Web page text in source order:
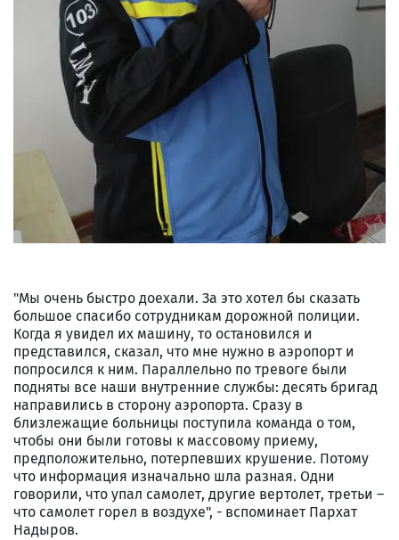
"Мы очень быстро доехали. За это хотел бы сказать
большое спасибо сотрудникам дорожной полиции.
Когда я увидел их машину, то остановился и
представился, сказал, что мне нужно в аэропорт и
попросился к ним. Параллельно по тревоге были
подняты все наши внутренние службы: десять бригад
направились в сторону аэропорта. Сразу в
близлежащие больницы поступила команда о том,
чтобы они были готовы к массовому приему,
предположительно, потерпевших крушение. Потому
что информация изначально шла разная. Одни
говорили, что упал самолет, другие вертолет, третьи –
что самолет горел в воздухе", - вспоминает Пархат
Надыров.